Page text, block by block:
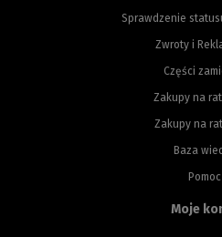
Sprawdzenie
Zwroty i
Części
Zakupy na
Zakupy na
Baza
Pomoc
Moje